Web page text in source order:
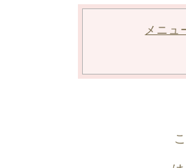
メニュ